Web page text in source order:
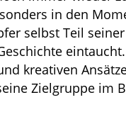
in den
selbst Teil
kreativen
Zielgruppe im